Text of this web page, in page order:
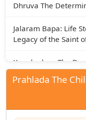
Dhruva The
Jalaram Bapa: Life
Legacy of the Saint
Kanakadasa The
Meera Bai The
Namdev The
Prahlada The